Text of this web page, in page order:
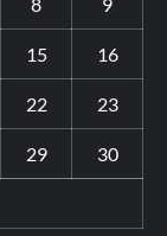
8 9
15 16
22 23
29 30